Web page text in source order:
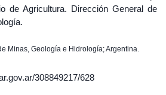
de Agricultura. Dirección General de
Minas, Geología e Hidrología; Argentina.
308849217/628